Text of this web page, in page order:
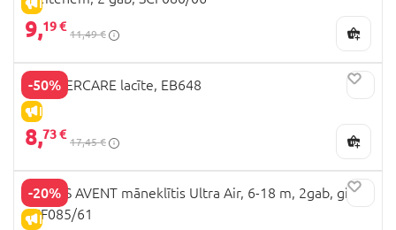
9,19 €
11,49 €
-50%
IZPĀRDOŠANA
MOTHERCARE lacīte, EB648
8,73 €
17,45 €
-20%
IZPĀRDOŠANA
PHILIPS AVENT māneklītis Ultra Air, 6-18 m, 2gab, girls,
SCF085/61